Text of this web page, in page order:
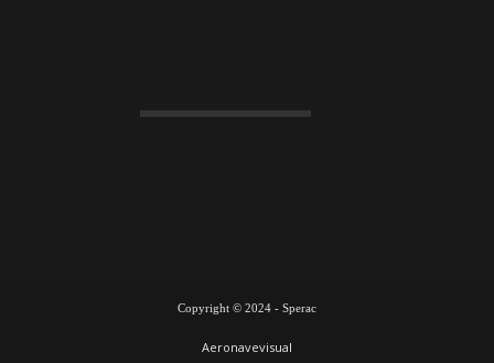
Copyright © 2024 - Sperac
Aeronavevisual